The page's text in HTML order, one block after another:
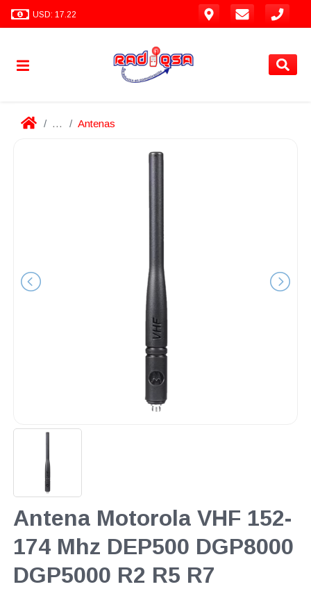
USD: 17.22
... Antenas
Antena Motorola VHF 152-
174 Mhz DEP500 DGP8000
DGP5000 R2 R5 R7